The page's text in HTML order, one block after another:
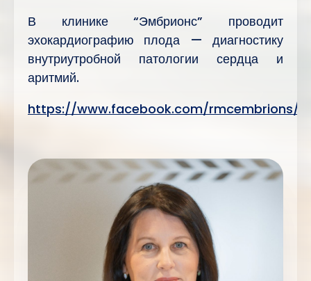
В клинике “Эмбрионс” проводит
эхокардиографию плода — диагностику
внутриутробной патологии сердца и
аритмий.
https://www.facebook.com/rmcembrions/